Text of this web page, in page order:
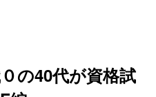
の40代が資格試